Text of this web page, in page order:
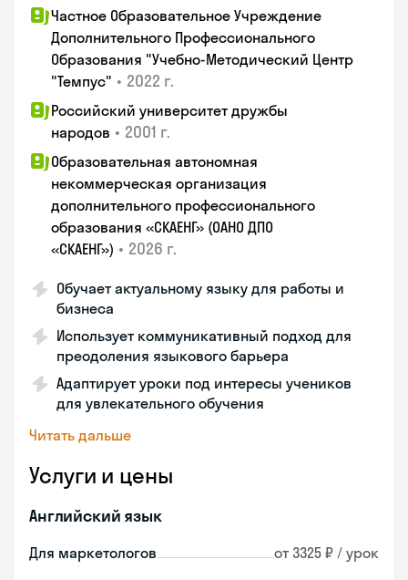
Частное Образовательное Учреждение
Дополнительного Профессионального
Образования "Учебно-Методический Центр
"Темпус" • 2022 г.
Российский университет дружбы
народов • 2001 г.
Образовательная автономная
некоммерческая организация
дополнительного профессионального
образования «СКАЕНГ» (ОАНО ДПО
«СКАЕНГ») • 2026 г.
Обучает актуальному языку для работы и
бизнеса
Использует коммуникативный подход для
преодоления языкового барьера
Адаптирует уроки под интересы учеников
для увлекательного обучения
Читать дальше
Услуги и цены
Английский язык
Для маркетологов от 3325 ₽ / урок